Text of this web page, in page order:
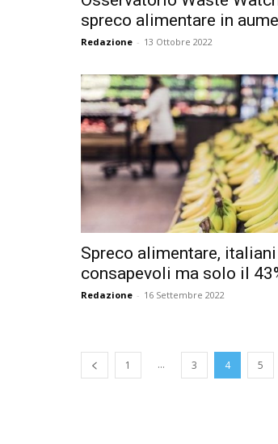
spreco alimentare in
Redazione - 13 Ottobre 2022
Spreco alimentare,
consapevoli ma solo il
Redazione - 16 Settembre 2022
1 ... 3 4 5